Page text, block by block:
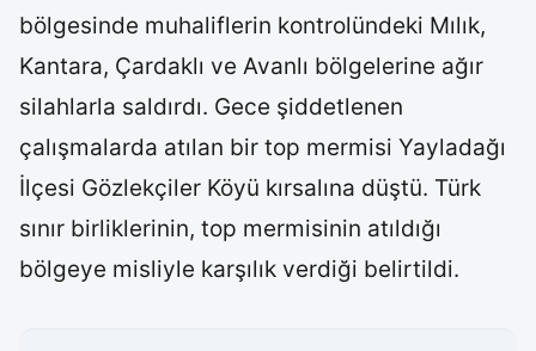
bölgesinde muhaliflerin kontrolündeki Mılık,
Kantara, Çardaklı ve Avanlı bölgelerine ağır
silahlarla saldırdı. Gece şiddetlenen
çalışmalarda atılan bir top mermisi Yayladağı
İlçesi Gözlekçiler Köyü kırsalına düştü. Türk
sınır birliklerinin, top mermisinin atıldığı
bölgeye misliyle karşılık verdiği belirtildi.